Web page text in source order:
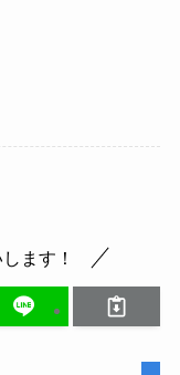
ます！